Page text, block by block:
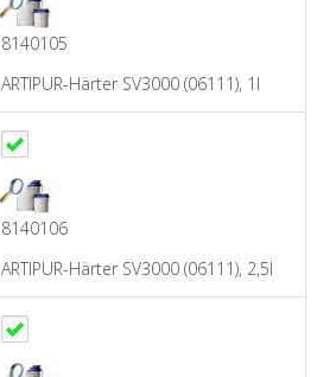
8140105
ARTIPUR-Härter SV3000 (06111), 1l
8140106
ARTIPUR-Härter SV3000 (06111), 2,5l